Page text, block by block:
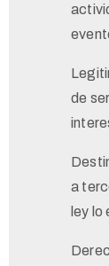
de
a
ley lo